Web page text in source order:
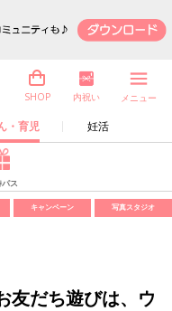
・育児 妊活
SHOP 内祝い メニュー
ス
キャンペーン 写真スタジオ
友だち遊びは、ウ